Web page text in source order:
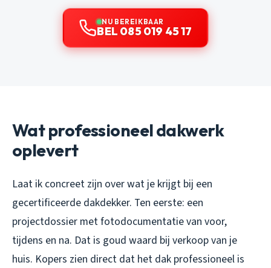
NU BEREIKBAAR
BEL 085 019 45 17
Wat professioneel dakwerk
oplevert
Laat ik concreet zijn over wat je krijgt bij een
gecertificeerde dakdekker. Ten eerste: een
projectdossier met fotodocumentatie van voor,
tijdens en na. Dat is goud waard bij verkoop van je
huis. Kopers zien direct dat het dak professioneel is